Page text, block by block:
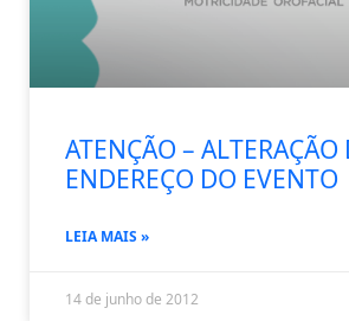
ATENÇÃO – ALTERAÇÃO
ENDEREÇO DO EVENTO
LEIA MAIS »
14 de junho de 2012